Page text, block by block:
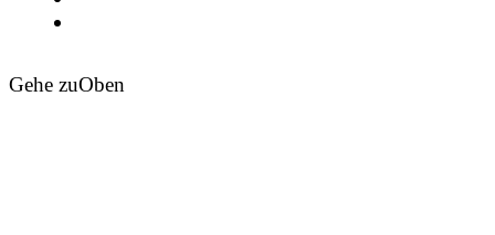
Gehe zuOben